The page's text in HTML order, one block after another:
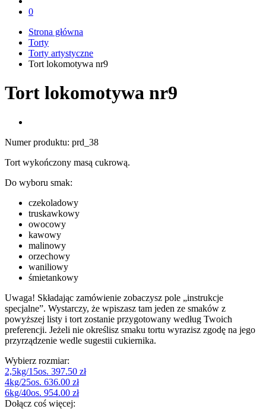
0
Strona główna
Torty
Torty artystyczne
Tort lokomotywa nr9
Tort lokomotywa nr9
Numer produktu: prd_38
Tort wykończony masą cukrową.
Do wyboru smak:
czekoladowy
truskawkowy
owocowy
kawowy
malinowy
orzechowy
waniliowy
śmietankowy
Uwaga! Składając zamówienie zobaczysz pole „instrukcje
specjalne”. Wystarczy, że wpiszasz tam jeden ze smaków z
powyższej listy i tort zostanie przygotowany według Twoich
preferencji. Jeżeli nie określisz smaku tortu wyrazisz zgodę na jego
przyrządzenie wedle sugestii cukiernika.
Wybierz rozmiar:
2,5kg/15os. 397.50 zł
4kg/25os. 636.00 zł
6kg/40os. 954.00 zł
Dołącz coś więcej: